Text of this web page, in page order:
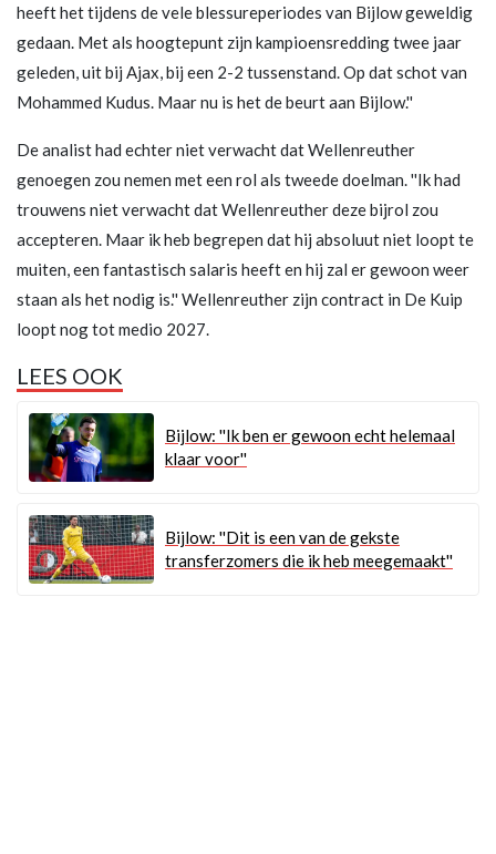
heeft het tijdens de vele blessureperiodes van Bijlow geweldig
gedaan. Met als hoogtepunt zijn kampioensredding twee jaar
geleden, uit bij Ajax, bij een 2-2 tussenstand. Op dat schot van
Mohammed Kudus. Maar nu is het de beurt aan Bijlow.''
De analist had echter niet verwacht dat Wellenreuther
genoegen zou nemen met een rol als tweede doelman. ''Ik had
trouwens niet verwacht dat Wellenreuther deze bijrol zou
accepteren. Maar ik heb begrepen dat hij absoluut niet loopt te
muiten, een fantastisch salaris heeft en hij zal er gewoon weer
staan als het nodig is.'' Wellenreuther zijn contract in De Kuip
loopt nog tot medio 2027.
LEES OOK
Bijlow: ''Ik ben er gewoon echt helemaal
klaar voor''
Bijlow: ''Dit is een van de gekste
transferzomers die ik heb meegemaakt''